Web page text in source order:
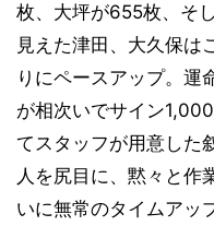
枚、大坪が655枚、そ
見えた津田、大久保は
りにペースアップ。運
が相次いでサイン
てスタッフが用意した
人を尻目に、黙々と作
いに無常のタイムアッ